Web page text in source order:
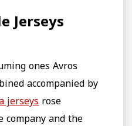
Jerseys
ones Avros
accompanied by
jerseys rose
company and the